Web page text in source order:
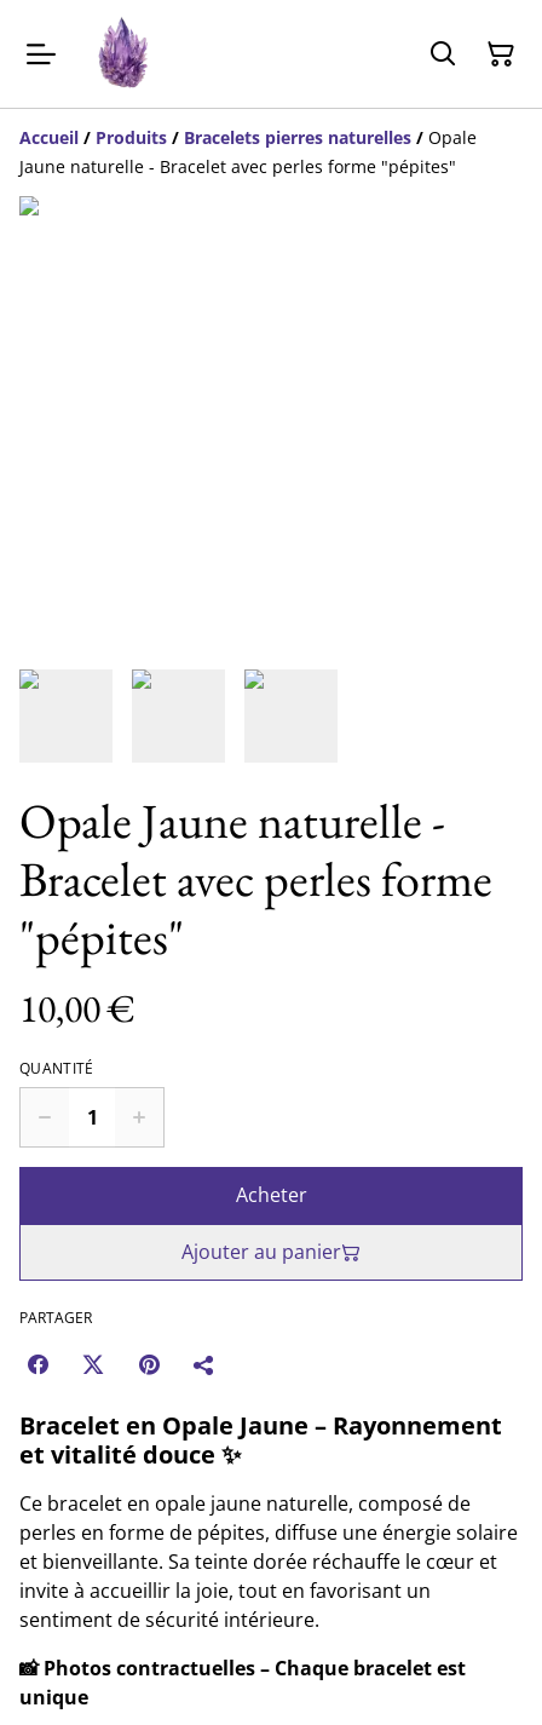
Accueil / Produits / Bracelets pierres naturelles / Opale
Jaune naturelle - Bracelet avec perles forme "pépites"
Opale Jaune naturelle -
Bracelet avec perles forme
"pépites"
10,00 €
QUANTITÉ
Acheter
Ajouter au panier
PARTAGER
Bracelet en Opale Jaune – Rayonnement
et vitalité douce ✨
Ce bracelet en opale jaune naturelle, composé de
perles en forme de pépites, diffuse une énergie solaire
et bienveillante. Sa teinte dorée réchauffe le cœur et
invite à accueillir la joie, tout en favorisant un
sentiment de sécurité intérieure.
📸 Photos contractuelles – Chaque bracelet est
unique